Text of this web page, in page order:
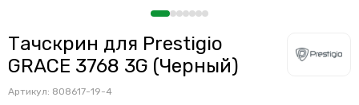
Тачскрин для Prestigio
GRACE 3768 3G (Черный)
Артикул: 808617-19-4